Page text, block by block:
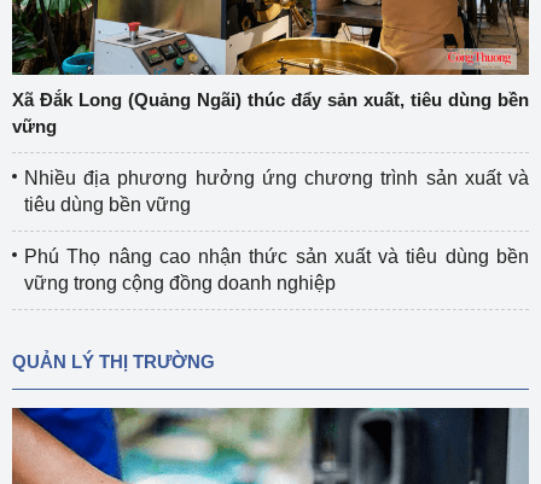
Xã Đắk Long (Quảng Ngãi) thúc đẩy sản xuất, tiêu dùng bền
vững
Nhiều địa phương hưởng ứng chương trình sản xuất và
tiêu dùng bền vững
Phú Thọ nâng cao nhận thức sản xuất và tiêu dùng bền
vững trong cộng đồng doanh nghiệp
QUẢN LÝ THỊ TRƯỜNG